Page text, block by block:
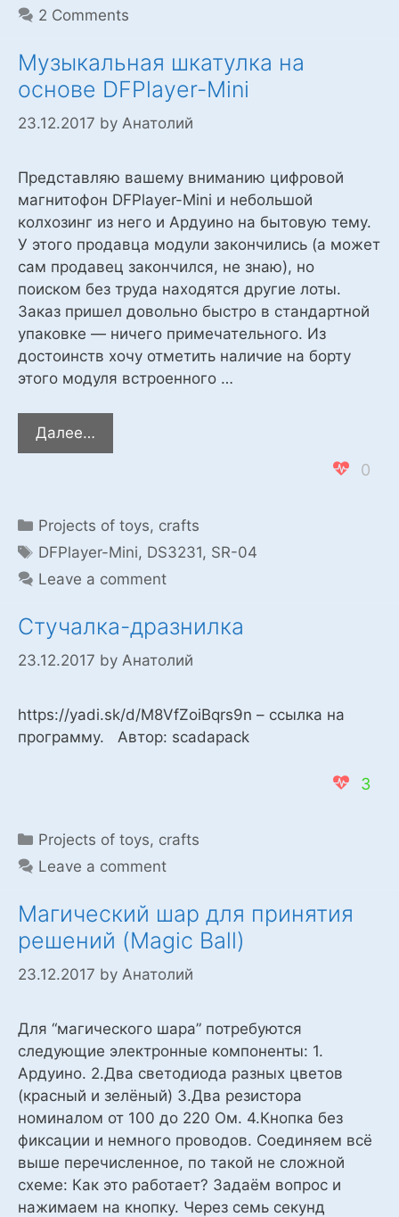
2 Comments
Музыкальная шкатулка на
основе DFPlayer-Mini
23.12.2017 by Анатолий
Представляю вашему вниманию цифровой
магнитофон DFPlayer-Mini и небольшой
колхозинг из него и Ардуино на бытовую тему.
У этого продавца модули закончились (а может
сам продавец закончился, не знаю), но
поиском без труда находятся другие лоты.
Заказ пришел довольно быстро в стандартной
упаковке — ничего примечательного. Из
достоинств хочу отметить наличие на борту
этого модуля встроенного …
Далее…
шкатулка
DFPlayer-
Mini
0
Categories
Projects of toys, crafts
Tags
DFPlayer-Mini, DS3231, SR-04
Leave a comment
Стучалка-дразнилка
23.12.2017 by Анатолий
https://yadi.sk/d/M8VfZoiBqrs9n – ссылка на
программу. Автор: scadapack
3
Categories
Projects of toys, crafts
Leave a comment
Магический шар для принятия
решений (Magic Ball)
23.12.2017 by Анатолий
Для “магического шара” потребуются
следующие электронные компоненты: 1.
Ардуино. 2.Два светодиода разных цветов
(красный и зелёный) 3.Два резистора
номиналом от 100 до 220 Ом. 4.Кнопка без
фиксации и немного проводов. Соединяем всё
выше перечисленное, по такой не сложной
схеме: Как это работает? Задаём вопрос и
нажимаем на кнопку. Через семь секунд